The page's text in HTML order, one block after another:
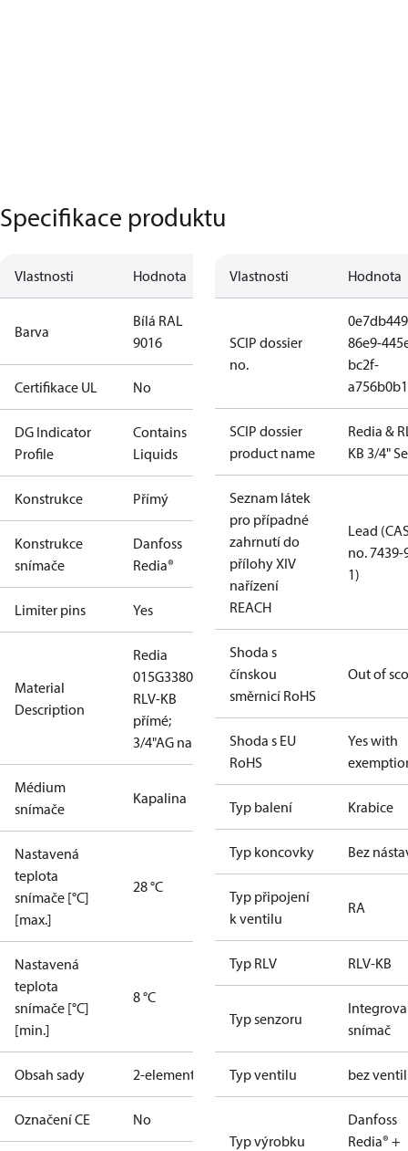
Specifikace produktu
Vlastnosti Hodnota
Barva
Bílá RAL
9016
Certifikace UL No
DG Indicator
Profile
Contains
Liquids
Konstrukce Přímý
Konstrukce
snímače
Danfoss
Redia®
Limiter pins Yes
Material
Description
Redia
015G3380 +
RLV-KB
přímé;
3/4"AG na
Médium
snímače
Kapalina
Nastavená
teplota
snímače [°C]
[max.]
28 °C
Nastavená
teplota
snímače [°C]
[min.]
8 °C
Obsah sady 2-elements
Označení CE No
Vlastnosti Hodnota
SCIP dossier
no.
86e9-
bc2f-
SCIP dossier
product name
Redia &
KB 3/4"
Seznam látek
pro případné
zahrnutí do
přílohy XIV
nařízení
REACH
Lead
no. 7439-
1)
Shoda s
čínskou
směrnicí RoHS
Out of
Shoda s EU
RoHS
Yes with
Typ balení Krabice
Typ koncovky Bez
Typ připojení
k ventilu
RA
Typ RLV RLV-KB
Typ senzoru
snímač
Typ ventilu bez
Typ výrobku
Danfoss
Redia® +